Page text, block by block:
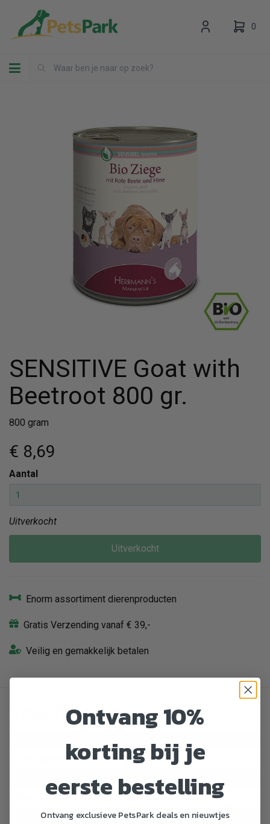
Toggle navigation
0
Uw winkelwagen is leeg.
Vul hem met producten.
SENSITIVE Goat with
Beetroot 800 gr.
800 gram
€ 8,69
Aantal
Uitverkocht
Uitverkocht
Enorm assortiment dierenproducten
Gratis Verzending vanaf € 39,-
Veilig en gemakkelijk betalen
Specificaties
EAN nummer
4047459009648
Hond
Herrmanns
Breedte
100 mm
Ontvang 10%
korting bij je
eerste bestelling
Ontvang exclusieve PetsPark deals en nieuwtjes